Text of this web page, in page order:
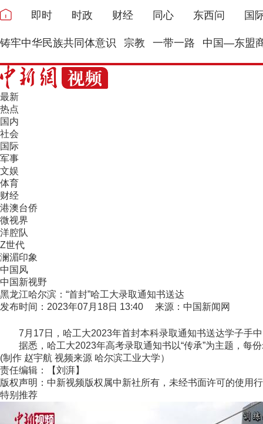
即时 时政 财经 同心 东西问 国
铸牢中华民族共同体意识 宗教 一带一路 中国—东盟
最新
热点
国内
社会
国际
军事
文娱
体育
财经
港澳台侨
微视界
洋腔队
Z世代
澜湄印象
中国风
中国新视野
黑龙江哈尔滨：“首封”哈工大录取通知书送达
发布时间：2023年07月18日 13:40 来源：中国新闻网
7月17日，哈工大2023年首封本科录取通知书送达学子手中
据悉，哈工大2023年高考录取通知书以“传承”为主题，每份
(制作 赵宇航 视频来源 哈尔滨工业大学）
责任编辑：【刘湃】
版权声明：中新视频版权属中新社所有，未经书面许可的使用
特别推荐